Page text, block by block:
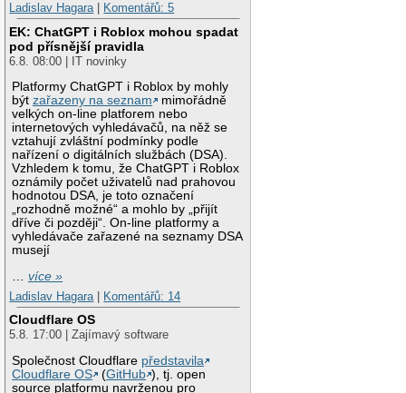
Ladislav Hagara| Komentářů: 5
EK: ChatGPT i Roblox mohou spadat
pod přísnější pravidla
6.8. 08:00 | IT novinky
Platformy ChatGPT i Roblox by mohly
býtzařazeny na seznam
mimořádně
velkých on-line platforem nebo
internetových vyhledávačů, na něž se
vztahují zvláštní podmínky podle
nařízení o digitálních službách (DSA).
Vzhledem k tomu, že ChatGPT i Roblox
oznámily počet uživatelů nad prahovou
hodnotou DSA, je toto označení
„rozhodně možné“ a mohlo by „přijít
dříve či později“. On-line platformy a
vyhledávače zařazené na seznamy DSA
musejí
…více »
Ladislav Hagara | Komentářů: 14
Cloudflare OS
5.8. 17:00 | Zajímavý software
Společnost Cloudflare představila
Cloudflare OS
(GitHub ), tj. open
source platformu navrženou pro